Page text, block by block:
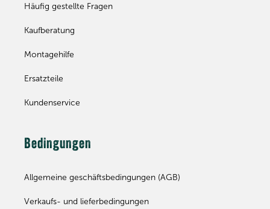
Häufig gestellte Fragen
Kaufberatung
Montagehilfe
Ersatzteile
Kundenservice
Bedingungen
Allgemeine geschäftsbedingungen (AGB)
Verkaufs- und lieferbedingungen